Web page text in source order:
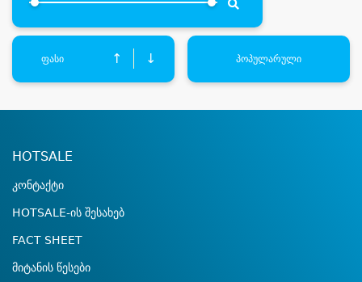
ფასი ↑ ↓ პოპულარული
HOTSALE
კონტაქტი
HOTSALE-ის შესახებ
FACT SHEET
მიტანის წესები